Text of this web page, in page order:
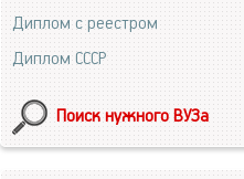
Диплом с реестром
Диплом СССР
Поиск нужного ВУЗа